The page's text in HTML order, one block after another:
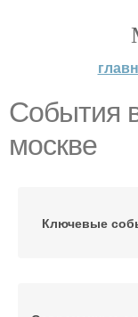
События
москве
Ключевые